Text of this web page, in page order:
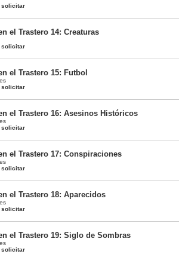
solicitar
el Trastero 14: Creaturas
solicitar
el Trastero 15: Futbol
solicitar
el Trastero 16: Asesinos Históricos
solicitar
el Trastero 17: Conspiraciones
solicitar
el Trastero 18: Aparecidos
solicitar
el Trastero 19: Siglo de Sombras
solicitar